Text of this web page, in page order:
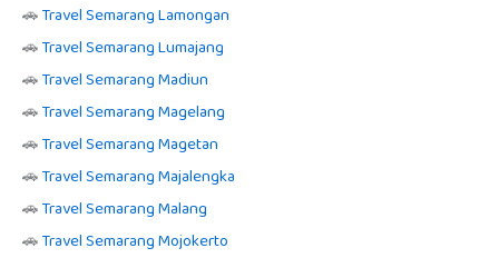
🚗Travel Semarang Lamongan
🚗Travel Semarang Lumajang
🚗Travel Semarang Madiun
🚗Travel Semarang Magelang
🚗Travel Semarang Magetan
🚗Travel Semarang Majalengka
🚗Travel Semarang Malang
🚗Travel Semarang Mojokerto